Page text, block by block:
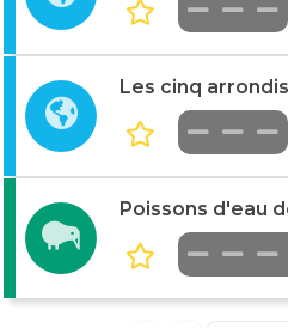
Les cinq
Poissons d'eau